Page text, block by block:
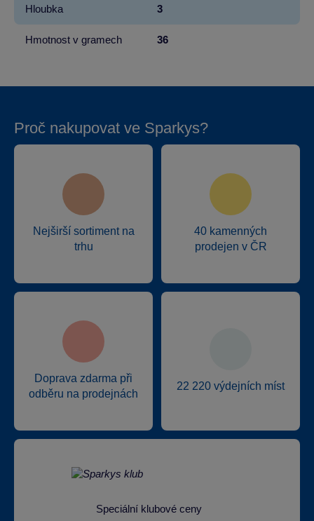
Hloubka 3
Hmotnost v gramech 36
Proč nakupovat ve Sparkys?
Nejširší sortiment na
trhu
40 kamenných
prodejen v ČR
Doprava zdarma při
odběru na prodejnách
22 220 výdejních míst
Speciální klubové ceny